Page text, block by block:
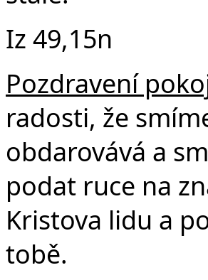
Iz 49,15n
Pozdravení
radosti, že
obdarovává a
podat ruce na
Kristova lidu a
tobě.